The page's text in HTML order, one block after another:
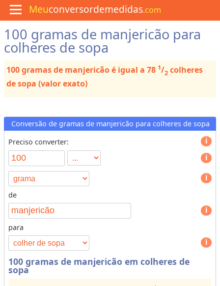
M
e
n
C
u
l
r
a
C
o
n
e
r
s
o
r
d
e
Meuconversordemedidas.com
100 gramas de manjericão para
colheres de sopa
100 gramas de manjericão é igual a 78 1/2colheres
de sopa (valor exato)
Conversão de gramas de manjericão para colheres de sopa
Preciso converter:
de
o
para
100 gramas de manjericão em colheres de
sopa